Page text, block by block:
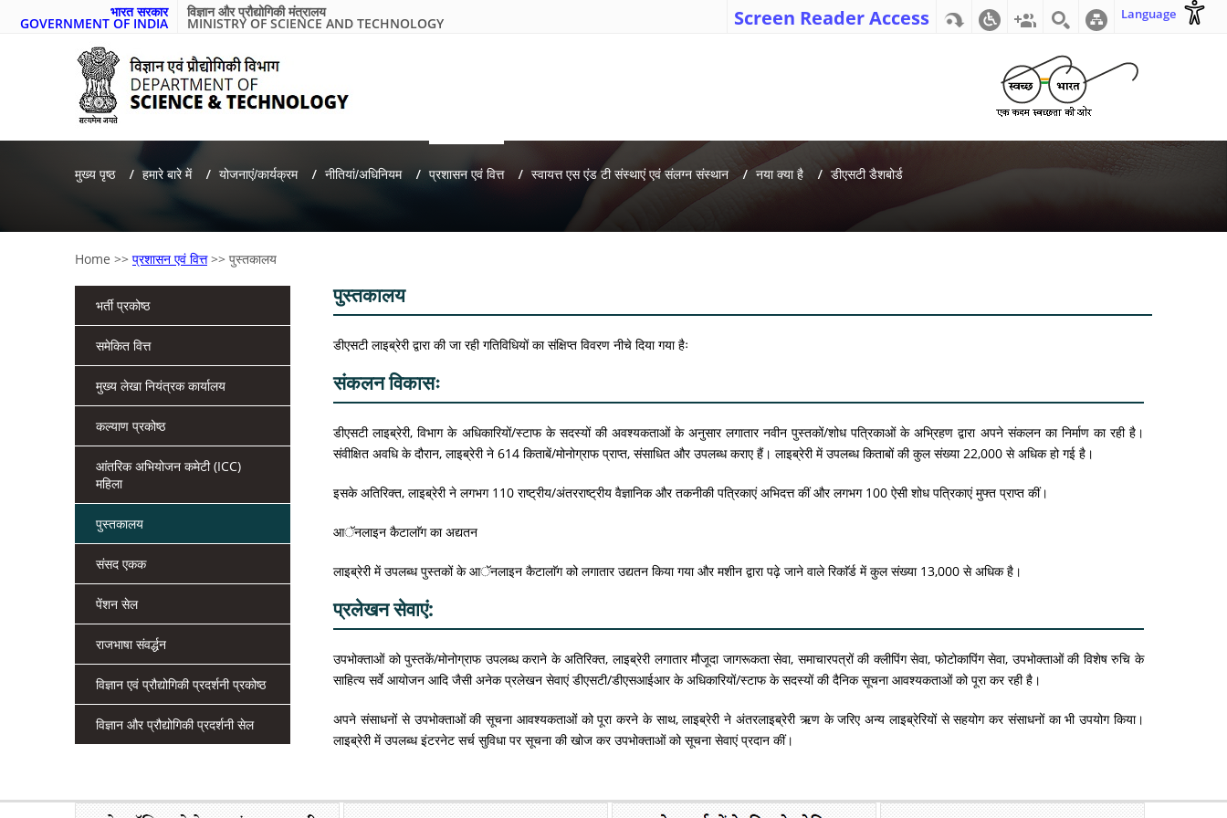
भारत सरकार
GOVERNMENT OF INDIA
विज्ञान और प्रौद्योगिकी मंत्रालय
MINISTRY OF SCIENCE AND TECHNOLOGY Screen Reader Access Language
मुख्य पृष्ठ हमारे बारे में योजनाएं/कार्यक्रम नीतियां/अधिनियम प्रशासन एवं वित्त स्वायत्त एस एंड टी संस्थाएं एवं संलग्न संस्थान नया क्या है डीएसटी डैशबोर्ड
Home >> प्रशासन एवं वित्त >> पुस्तकालय
भर्ती प्रकोष्ठ
समेकित वित्त
मुख्य लेखा नियंत्रक कार्यालय
कल्याण प्रकोष्ठ
आंतरिक अभियोजन कमेटी (ICC)
महिला
पुस्तकालय
संसद एकक
पेंशन सेल
राजभाषा संवर्द्धन
विज्ञान एवं प्रौद्योगिकी प्रदर्शनी प्रकोष्ठ
विज्ञान और प्रौद्योगिकी प्रदर्शनी सेल
पुस्तकालय
डीएसटी लाइब्रेरी द्वारा की जा रही गतिविधियों का संक्षिप्त विवरण नीचे दिया गया हैः
संकलन विकासः
डीएसटी लाइब्रेरी, विभाग के अधिकारियों/स्टाफ के सदस्यों की अवश्यकताओं के अनुसार लगातार नवीन पुस्तकों/शोध पत्रिकाओं के अभ्रिहण द्वारा अपने संकलन का निर्माण का रही है।
संवीक्षित अवधि के दौरान, लाइब्रेरी ने 614 किताबें/मोनोग्राफ प्राप्त, संसाधित और उपलब्ध कराए हैं। लाइब्रेरी में उपलब्ध किताबों की कुल संख्या 22,000 से अधिक हो गई है।
इसके अतिरिक्त, लाइब्रेरी ने लगभग 110 राष्ट्रीय/अंतरराष्ट्रीय वैज्ञानिक और तकनीकी पत्रिकाएं अभिदत्त कीं और लगभग 100 ऐसी शोध पत्रिकाएं मुफ्त प्राप्त कीं।
आॅनलाइन कैटालाॅग का अद्यतन
लाइब्रेरी में उपलब्ध पुस्तकों के आॅनलाइन कैटालाॅग को लगातार उद्यतन किया गया और मशीन द्वारा पढ़े जाने वाले रिकाॅर्ड में कुल संख्या 13,000 से अधिक है।
प्रलेखन सेवाएं:
उपभोक्ताओं को पुस्तकें/मोनोग्राफ उपलब्ध कराने के अतिरिक्त, लाइब्रेरी लगातार मौजूदा जागरूकता सेवा, समाचारपत्रों की क्लीपिंग सेवा, फोटोकापिंग सेवा, उपभोक्ताओं की विशेष रुचि के
साहित्य सर्वे आयोजन आदि जैसी अनेक प्रलेखन सेवाएं डीएसटी/डीएसआईआर के अधिकारियों/स्टाफ के सदस्यों की दैनिक सूचना आवश्यकताओं को पूरा कर रही है।
अपने संसाधनों से उपभोक्ताओं की सूचना आवश्यकताओं को पूरा करने के साथ, लाइब्रेरी ने अंतरलाइब्रेरी ऋण के जरिए अन्य लाइब्रेरियों से सहयोग कर संसाधनों का भी उपयोग किया।
लाइब्रेरी में उपलब्ध इंटरनेट सर्च सुविधा पर सूचना की खोज कर उपभोक्ताओं को सूचना सेवाएं प्रदान कीं।